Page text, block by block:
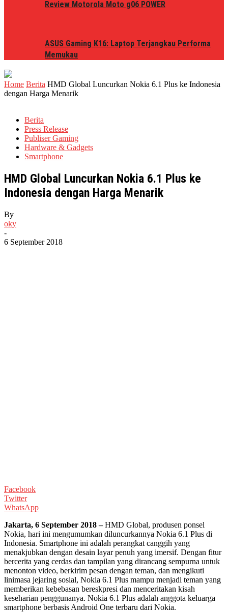
Review Motorola Moto g06 POWER
ASUS Gaming K16: Laptop Terjangkau Performa
Memukau
Home Berita HMD Global Luncurkan Nokia 6.1 Plus ke Indonesia
dengan Harga Menarik
Berita
Press Release
Publiser Gaming
Hardware & Gadgets
Smartphone
HMD Global Luncurkan Nokia 6.1 Plus ke
Indonesia dengan Harga Menarik
By
oky
-
6 September 2018
Facebook
Twitter
WhatsApp
Jakarta, 6 September 2018 –HMD Global, produsen ponsel
Nokia, hari ini mengumumkan diluncurkannya Nokia 6.1 Plus di
Indonesia. Smartphone ini adalah perangkat canggih yang
menakjubkan dengan desain layar penuh yang imersif. Dengan fitur
bercerita yang cerdas dan tampilan yang dirancang sempurna untuk
menonton video, berkirim pesan dengan teman, dan mengikuti
linimasa jejaring sosial, Nokia 6.1 Plus mampu menjadi teman yang
memberikan kebebasan bereskpresi dan menceritakan kisah
keseharian penggunanya. Nokia 6.1 Plus adalah anggota keluarga
smartphone berbasis Android One terbaru dari Nokia.